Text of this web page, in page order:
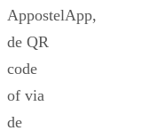
AppostelApp,
de QR
code
of via
de